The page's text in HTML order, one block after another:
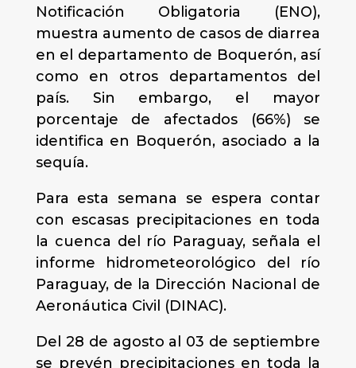
Notificación Obligatoria (ENO),
muestra aumento de casos de diarrea
en el departamento de Boquerón, así
como en otros departamentos del
país. Sin embargo, el mayor
porcentaje de afectados (66%) se
identifica en Boquerón, asociado a la
sequía.
Para esta semana se espera contar
con escasas precipitaciones en toda
la cuenca del río Paraguay, señala el
informe hidrometeorológico del río
Paraguay, de la Dirección Nacional de
Aeronáutica Civil (DINAC).
Del 28 de agosto al 03 de septiembre
se prevén precipitaciones en toda la